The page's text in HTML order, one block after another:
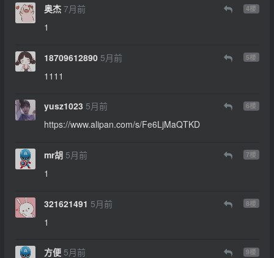
奥杰 7月前 4楼
1
18709612890 5月前 5楼
1111
yusz1023 5月前 6楼
https://www.alipan.com/s/Fe6LjMaQTKD
mr胡 5月前 7楼
1
321621491 5月前 8楼
1
方便 5月前 9楼